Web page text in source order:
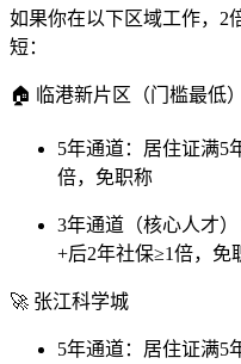
如果你在以下区域工作，
短：
🏠 临港新片区（门槛最低）
5年通道：居住证满5
倍，免职称
3年通道（核心人才
+后2年社保≥1倍，免
🚀 张江科学城
5年通道：居住证满5